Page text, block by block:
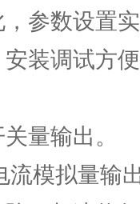
参数设置
装调试方
量输出。
流模拟量输